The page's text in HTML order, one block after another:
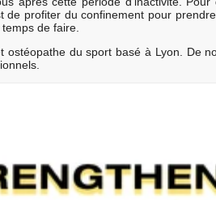
profiter du confinement pour
de faire.
ostéopathe du sport basé à Lyon. De